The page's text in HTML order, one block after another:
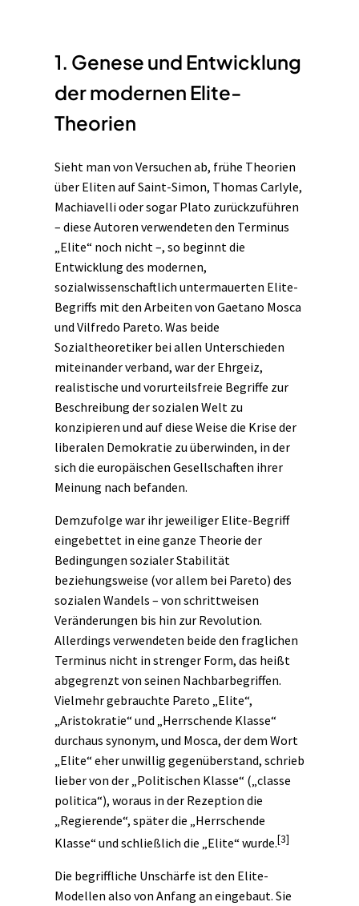
1. Genese und Entwicklung
der modernen Elite-
Theorien
Sieht man von Versuchen ab, frühe Theorien
über Eliten auf Saint-Simon, Thomas Carlyle,
Machiavelli oder sogar Plato zurückzuführen
– diese Autoren verwendeten den Terminus
„Elite“ noch nicht –, so beginnt die
Entwicklung des modernen,
sozialwissenschaftlich untermauerten Elite-
Begriffs mit den Arbeiten von Gaetano Mosca
und Vilfredo Pareto. Was beide
Sozialtheoretiker bei allen Unterschieden
miteinander verband, war der Ehrgeiz,
realistische und vorurteilsfreie Begriffe zur
Beschreibung der sozialen Welt zu
konzipieren und auf diese Weise die Krise der
liberalen Demokratie zu überwinden, in der
sich die europäischen Gesellschaften ihrer
Meinung nach befanden.
Demzufolge war ihr jeweiliger Elite-Begriff
eingebettet in eine ganze Theorie der
Bedingungen sozialer Stabilität
beziehungsweise (vor allem bei Pareto) des
sozialen Wandels – von schrittweisen
Veränderungen bis hin zur Revolution.
Allerdings verwendeten beide den fraglichen
Terminus nicht in strenger Form, das heißt
abgegrenzt von seinen Nachbarbegriffen.
Vielmehr gebrauchte Pareto „Elite“,
„Aristokratie“ und „Herrschende Klasse“
durchaus synonym, und Mosca, der dem Wort
„Elite“ eher unwillig gegenüberstand, schrieb
lieber von der „Politischen Klasse“ („classe
politica“), woraus in der Rezeption die
„Regierende“, später die „Herrschende
Klasse“ und schließlich die „Elite“ wurde.[3]
Die begriffliche Unschärfe ist den Elite-
Modellen also von Anfang an eingebaut. Sie